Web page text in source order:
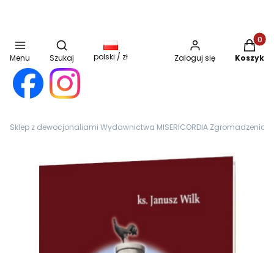
Menu
Otwórz wyszukiwarkę
Szukaj polski / zł Zaloguj się Koszyk
Sklep z dewocjonaliami Wydawnictwa MISERICORDIA Zgromadzenia